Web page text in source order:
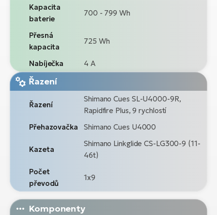
Kapacita
baterie
700 - 799 Wh
Přesná
kapacita
725 Wh
Nabíječka 4 A
Řazení
Řazení
Shimano Cues SL-U4000-9R,
Rapidfire Plus, 9 rychlostí
Přehazovačka
Shimano Cues U4000
Kazeta
Shimano Linkglide CS-LG300-9 (11-
46t)
Počet
převodů
1x9
Komponenty